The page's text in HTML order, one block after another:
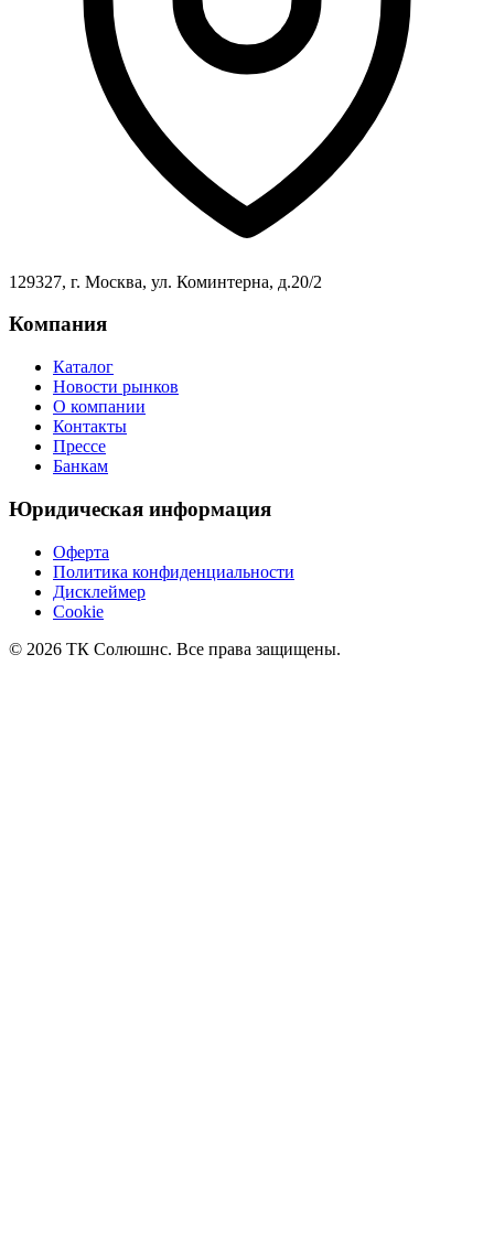
129327, г. Москва, ул. Коминтерна, д.20/2
Компания
Каталог
Новости рынков
О компании
Контакты
Прессе
Банкам
Юридическая информация
Оферта
Политика конфиденциальности
Дисклеймер
Cookie
© 2026 ТК Солюшнс. Все права защищены.